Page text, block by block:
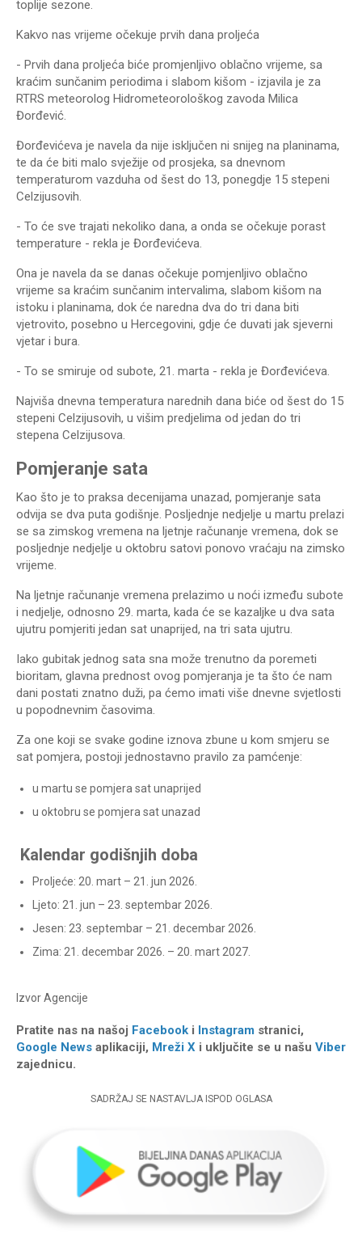
toplije sezone.
Kakvo nas vrijeme očekuje prvih dana proljeća
- Prvih dana proljeća biće promjenljivo oblačno vrijeme, sa
kraćim sunčanim periodima i slabom kišom - izjavila je za
RTRS meteorolog Hidrometeorološkog zavoda Milica
Đorđević.
Đorđevićeva je navela da nije isključen ni snijeg na planinama,
te da će biti malo svježije od prosjeka, sa dnevnom
temperaturom vazduha od šest do 13, ponegdje 15 stepeni
Celzijusovih.
- To će sve trajati nekoliko dana, a onda se očekuje porast
temperature - rekla je Đorđevićeva.
Ona je navela da se danas očekuje pomjenljivo oblačno
vrijeme sa kraćim sunčanim intervalima, slabom kišom na
istoku i planinama, dok će naredna dva do tri dana biti
vjetrovito, posebno u Hercegovini, gdje će duvati jak sjeverni
vjetar i bura.
- To se smiruje od subote, 21. marta - rekla je Đorđevićeva.
Najviša dnevna temperatura narednih dana biće od šest do 15
stepeni Celzijusovih, u višim predjelima od jedan do tri
stepena Celzijusova.
Pomjeranje sata
Kao što je to praksa decenijama unazad, pomjeranje sata
odvija se dva puta godišnje. Posljednje nedjelje u martu prelazi
se sa zimskog vremena na ljetnje računanje vremena, dok se
posljednje nedjelje u oktobru satovi ponovo vraćaju na zimsko
vrijeme.
Na ljetnje računanje vremena prelazimo u noći između subote
i nedjelje, odnosno 29. marta, kada će se kazaljke u dva sata
ujutru pomjeriti jedan sat unaprijed, na tri sata ujutru.
Iako gubitak jednog sata sna može trenutno da poremeti
bioritam, glavna prednost ovog pomjeranja je ta što će nam
dani postati znatno duži, pa ćemo imati više dnevne svjetlosti
u popodnevnim časovima.
Za one koji se svake godine iznova zbune u kom smjeru se
sat pomjera, postoji jednostavno pravilo za pamćenje:
u martu se pomjera sat unaprijed
u oktobru se pomjera sat unazad
Kalendar godišnjih doba
Proljeće: 20. mart – 21. jun 2026.
Ljeto: 21. jun – 23. septembar 2026.
Jesen: 23. septembar – 21. decembar 2026.
Zima: 21. decembar 2026. – 20. mart 2027.
IzvorAgencije
Pratite nas na našoj Facebook i Instagram stranici,
Google News aplikaciji, Mreži X i uključite se u našu Viber
zajednicu.
SADRŽAJ SE NASTAVLJA ISPOD OGLASA